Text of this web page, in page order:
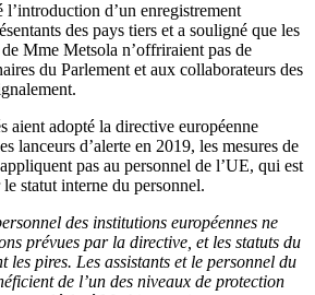
d’un enregistrement
des pays tiers et a souligné que les
Mme Metsola n’offriraient pas de
du Parlement et aux collaborateurs des
aient adopté la directive européenne
lanceurs d’alerte en 2019, les mesures de
pas au personnel de l’UE, qui est
statut interne du personnel.
des institutions européennes ne
prévues par la directive, et les statuts du
les pires. Les assistants et le personnel du
de l’un des niveaux de protection